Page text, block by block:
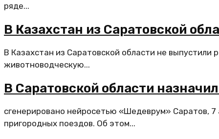
ряде...
В Казахстан из Саратовской
В Казахстан из Саратовской области не
животноводческую...
В Саратовской области
сгенерировано нейросетью «Шедеврум» Саратов, 7
пригородных поездов. Об этом...